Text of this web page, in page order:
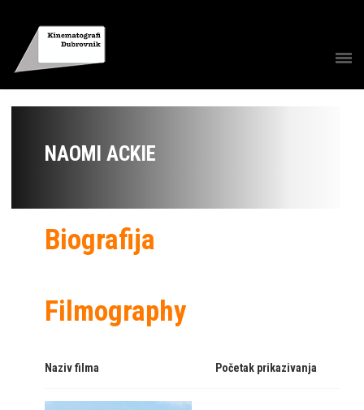
NAOMI ACKIE
Biografija
Filmography
Naziv filma Početak prikazivanja